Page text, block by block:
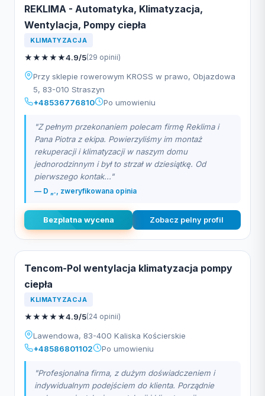
REKLIMA - Automatyka, Klimatyzacja,
Wentylacja, Pompy ciepła
KLIMATYZACJA
★★★★★4.9/5(29 opinii)
Przy sklepie rowerowym KROSS w prawo, Objazdowa
5, 83-010 Straszyn
+48536776810
Po umowieniu
"Z pełnym przekonaniem polecam firmę Reklima i
Pana Piotra z ekipa. Powierzyliśmy im montaż
rekuperacji i klimatyzacji w naszym domu
jednorodzinnym i był to strzał w dziesiątkę. Od
pierwszego kontak..."
— D „., zweryfikowana opinia
Bezplatna wycena Zobacz pelny profil
Tencom-Pol wentylacja klimatyzacja pompy
ciepła
KLIMATYZACJA
★★★★★4.9/5(24 opinii)
Lawendowa, 83-400 Kaliska Kościerskie
+48586801102
Po umowieniu
"Profesjonalna firma, z dużym doświadczeniem i
indywidualnym podejściem do klienta. Porządnie